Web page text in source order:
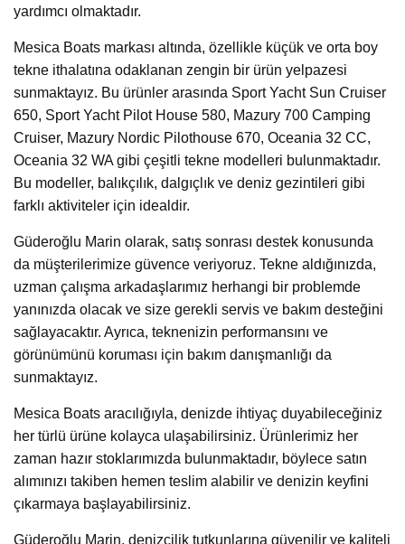
yardımcı olmaktadır.
Mesica Boats markası altında, özellikle küçük ve orta boy
tekne ithalatına odaklanan zengin bir ürün yelpazesi
sunmaktayız. Bu ürünler arasında Sport Yacht Sun Cruiser
650, Sport Yacht Pilot House 580, Mazury 700 Camping
Cruiser, Mazury Nordic Pilothouse 670, Oceania 32 CC,
Oceania 32 WA gibi çeşitli tekne modelleri bulunmaktadır.
Bu modeller, balıkçılık, dalgıçlık ve deniz gezintileri gibi
farklı aktiviteler için idealdir.
Güderoğlu Marin olarak, satış sonrası destek konusunda
da müşterilerimize güvence veriyoruz. Tekne aldığınızda,
uzman çalışma arkadaşlarımız herhangi bir problemde
yanınızda olacak ve size gerekli servis ve bakım desteğini
sağlayacaktır. Ayrıca, teknenizin performansını ve
görünümünü koruması için bakım danışmanlığı da
sunmaktayız.
Mesica Boats aracılığıyla, denizde ihtiyaç duyabileceğiniz
her türlü ürüne kolayca ulaşabilirsiniz. Ürünlerimiz her
zaman hazır stoklarımızda bulunmaktadır, böylece satın
alımınızı takiben hemen teslim alabilir ve denizin keyfini
çıkarmaya başlayabilirsiniz.
Güderoğlu Marin, denizcilik tutkunlarına güvenilir ve kaliteli